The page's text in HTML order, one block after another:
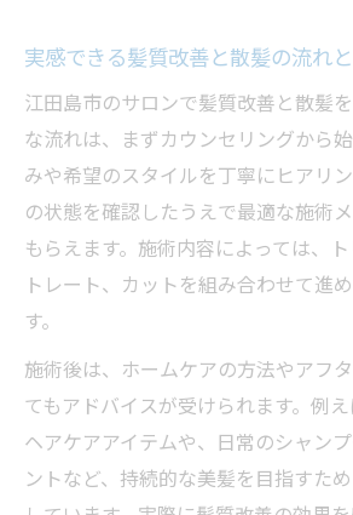
実感できる髪質改善と散髪の流れ
江田島市のサロンで髪質改善と散髪
な流れは、まずカウンセリングから
みや希望のスタイルを丁寧にヒアリ
の状態を確認したうえで最適な施術
もらえます。施術内容によっては、
トレート、カットを組み合わせて進
す。
施術後は、ホームケアの方法やアフ
てもアドバイスが受けられます。例
ヘアケアアイテムや、日常のシャン
ントなど、持続的な美髪を目指すた